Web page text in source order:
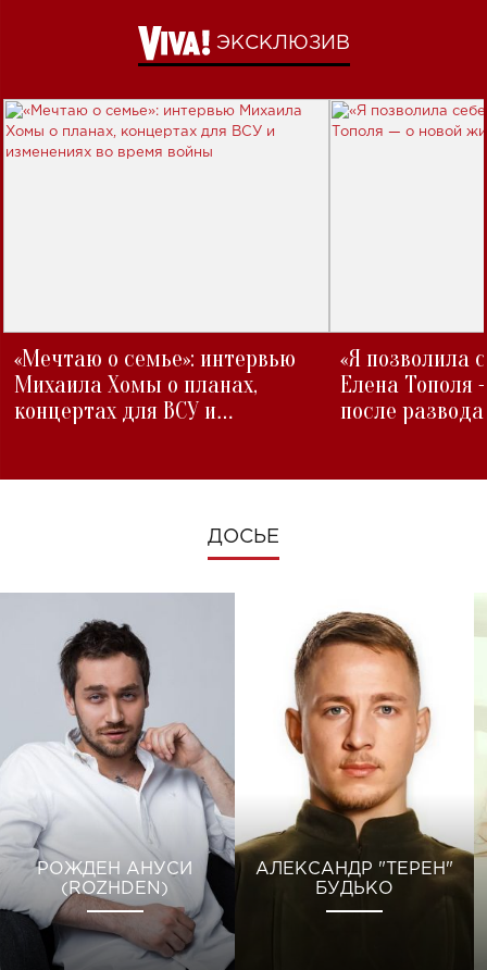
ЭКСКЛЮЗИВ
«Мечтаю о семье»: интервью
Михаила Хомы о планах,
концертах для ВСУ и
«Я позволила
Елена Тополя
после развода
ДОСЬЕ
РОЖДЕН АНУСИ
(ROZHDEN)
АЛЕКСАНДР "ТЕРЕН"
БУДЬКО